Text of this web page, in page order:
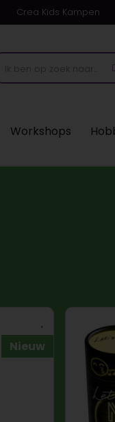
Crea Kids Kampen
Workshops
Nieuw